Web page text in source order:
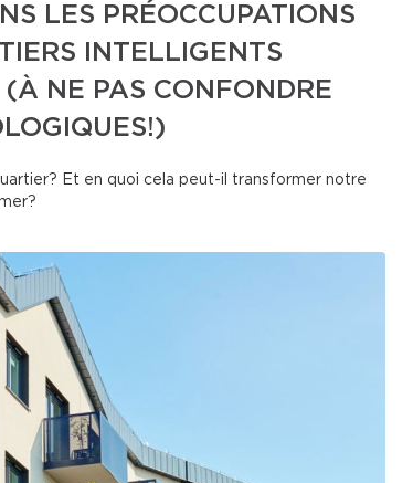
LES PRÉOCCUPATIONS
INTELLIGENTS
(À NE PAS CONFONDRE
Et en quoi cela peut-il transformer notre